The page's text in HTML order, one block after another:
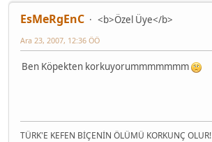
EsMeRgEnC <b>Özel Üye</b>
Ara 23, 2007, 12:36 ÖÖ
Ben Köpekten korkuyorummmmmmm
TÜRK'E KEFEN BİÇENİN ÖLÜMÜ KORKUNÇ OLUR!